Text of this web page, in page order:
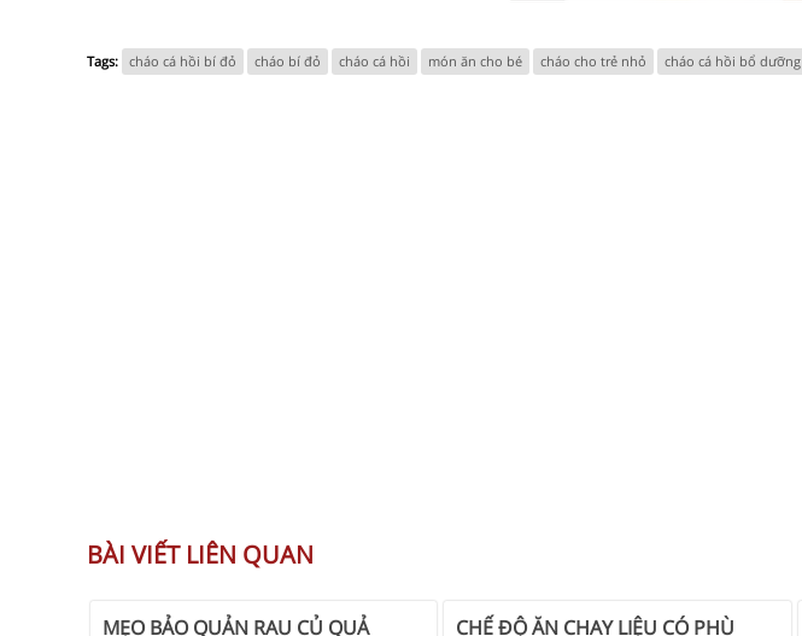
Tags: cháo cá hồi bí đỏ cháo bí đỏ cháo cá hồi món ăn cho bé cháo cho trẻ nhỏ cháo cá hồi bổ dưỡng
BÀI VIẾT LIÊN QUAN
MẸO BẢO QUẢN RAU CỦ QUẢ
CHẾ ĐỘ ĂN CHAY LIỆU CÓ PHÙ